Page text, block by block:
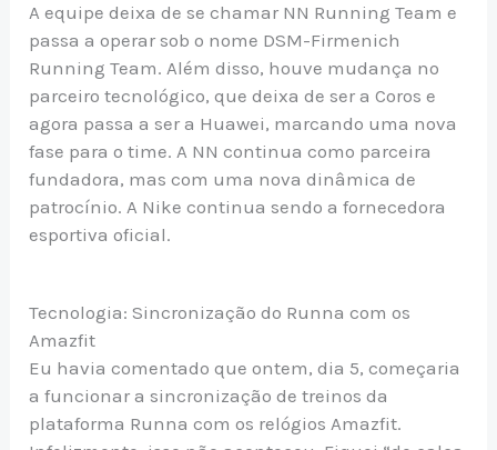
A equipe deixa de se chamar NN Running Team e
passa a operar sob o nome DSM-Firmenich
Running Team. Além disso, houve mudança no
parceiro tecnológico, que deixa de ser a Coros e
agora passa a ser a Huawei, marcando uma nova
fase para o time. A NN continua como parceira
fundadora, mas com uma nova dinâmica de
patrocínio. A Nike continua sendo a fornecedora
esportiva oficial.
Tecnologia: Sincronização do Runna com os
Amazfit
Eu havia comentado que ontem, dia 5, começaria
a funcionar a sincronização de treinos da
plataforma Runna com os relógios Amazfit.